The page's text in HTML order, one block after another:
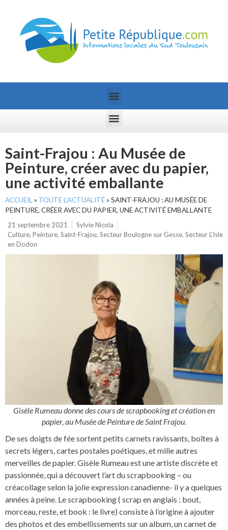
Saint-Frajou : Au Musée de
Peinture, créer avec du papier,
une activité emballante
ACCUEIL » TOUTE L’ACTUALITÉ» SAINT-FRAJOU : AU MUSÉE DE
PEINTURE, CRÉER AVEC DU PAPIER, UNE ACTIVITÉ EMBALLANTE
21 septembre 2021
Sylvie Nicola
Culture, Peinture, Saint-Frajou, Secteur Boulogne sur Gesse, Secteur L’Isle
en Dodon
Gisèle Rumeau donne des cours de scrapbooking et création en
papier, au Musée de Peinture de Saint Frajou.
De ses doigts de fée sortent petits carnets ravissants, boîtes à
secrets légers, cartes postales poétiques, et mille autres
merveilles de papier. Gisèle Rumeau est une artiste discrète et
passionnée, qui a découvert l’art du scrapbooking – ou
créacollage selon la jolie expression canadienne- il y a quelques
années à peine. Le scrapbooking ( scrap en anglais : bout,
morceau, reste, et book : le livre) consiste à l’origine à ajouter
des photos et des embellissements sur un album, un carnet de